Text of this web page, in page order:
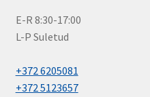
E-R 8:30-17:00
L-P Suletud
+372 6205081
+372 5123657